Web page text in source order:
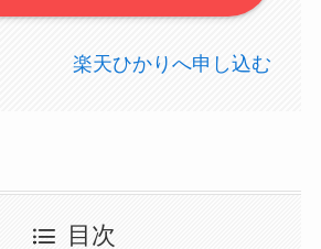
楽天ひかりへ申し込む
目次